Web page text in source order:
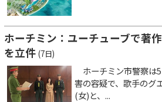
ホーチミン：ユーチューブで著
を立件 (7日)
ホーチミン市警察は
害の容疑で、歌手のグ
(女)と、...